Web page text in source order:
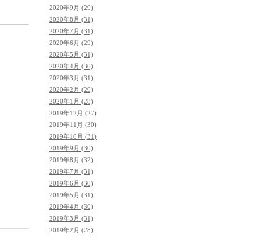
2020年9月 (29)
2020年8月 (31)
2020年7月 (31)
2020年6月 (29)
2020年5月 (31)
2020年4月 (30)
2020年3月 (31)
2020年2月 (29)
2020年1月 (28)
2019年12月 (27)
2019年11月 (30)
2019年10月 (31)
2019年9月 (30)
2019年8月 (32)
2019年7月 (31)
2019年6月 (30)
2019年5月 (31)
2019年4月 (30)
2019年3月 (31)
2019年2月 (28)